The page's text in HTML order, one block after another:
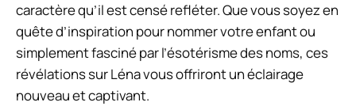
caractère qu’il est censé refléter. Que vous soyez en
quête d’inspiration pour nommer votre enfant ou
simplement fasciné par l’ésotérisme des noms, ces
révélations sur Léna vous offriront un éclairage
nouveau et captivant.